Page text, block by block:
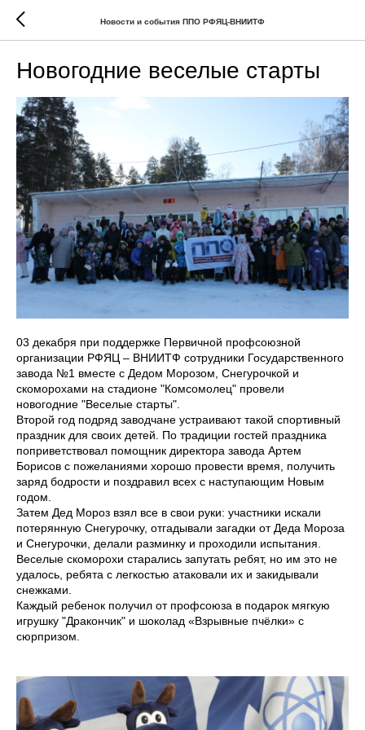
Новости и события ППО РФЯЦ-ВНИИТФ
Новогодние веселые старты
03 декабря при поддержке Первичной профсоюзной
организации РФЯЦ – ВНИИТФ сотрудники Государственного
завода №1 вместе с Дедом Морозом, Снегурочкой и
скоморохами на стадионе "Комсомолец" провели
новогодние "Веселые старты".
Второй год подряд заводчане устраивают такой спортивный
праздник для своих детей. По традиции гостей праздника
поприветствовал помощник директора завода Артем
Борисов с пожеланиями хорошо провести время, получить
заряд бодрости и поздравил всех с наступающим Новым
годом.
Затем Дед Мороз взял все в свои руки: участники искали
потерянную Снегурочку, отгадывали загадки от Деда Мороза
и Снегурочки, делали разминку и проходили испытания.
Веселые скоморохи старались запутать ребят, но им это не
удалось, ребята с легкостью атаковали их и закидывали
снежками.
Каждый ребенок получил от профсоюза в подарок мягкую
игрушку "Дракончик" и шоколад «Взрывные пчёлки» с
сюрпризом.